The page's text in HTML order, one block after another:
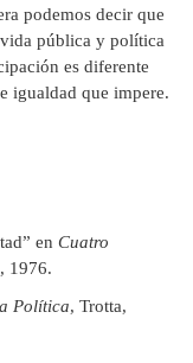
podemos decir que
pública y política
es diferente
igualdad que impere.
en Cuatro
1976.
Política, Trotta,